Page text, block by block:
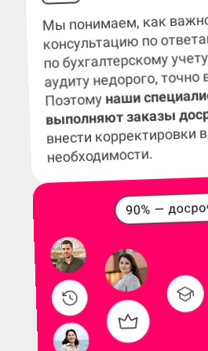
Мы понимаем, как
консультацию по
по бухгалтерскому
аудиту недорого, точно
Поэтому наши
выполняют заказы
внести корректировки
необходимости.